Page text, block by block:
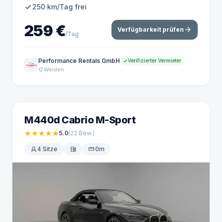
250 km/Tag frei
259 €/Tag
Verfügbarkeit prüfen arrow_forward
Performance Rentals GmbH Verifizierter Vermieter
location_onWeiden
M440d Cabrio M-Sport
starstarstarstarstar5.0(22 Bew.)
event_seat4 Sitze local_gas_station straighten0m